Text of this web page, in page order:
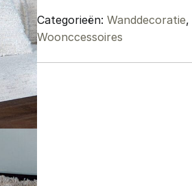
100
cm
quantity
Categorieën: Wanddecoratie,
Woonccessoires